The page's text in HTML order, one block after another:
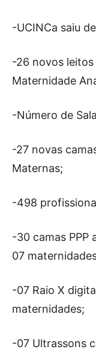
-UCINCa saiu
-26 novos
Maternidade
-Número de
-27 novas
Maternas;
-498
-30 camas PPP
07
-07 Raio X
maternidades;
-07 Ultrassons